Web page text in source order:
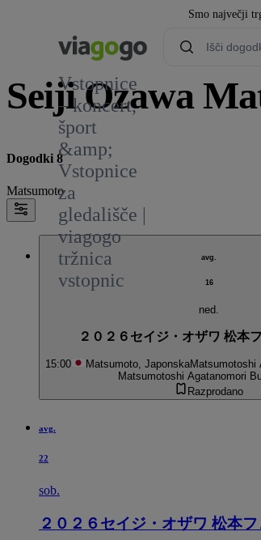
Smo največji
Vstopnice
– koncert,
šport
&amp;
Vstopnice
za
gledališče |
viagogo
tržnica
vstopnic
Seiji Ozawa
Dogodki 8
Matsumoto
avg.
16
ned.
２０２６セイジ・オザワ 松本
15:00 Matsumoto, JaponskaMatsumotoshi
Matsumotoshi Agatanomori
Razprodano
avg.
22
sob.
２０２６セイジ・オザワ 松本